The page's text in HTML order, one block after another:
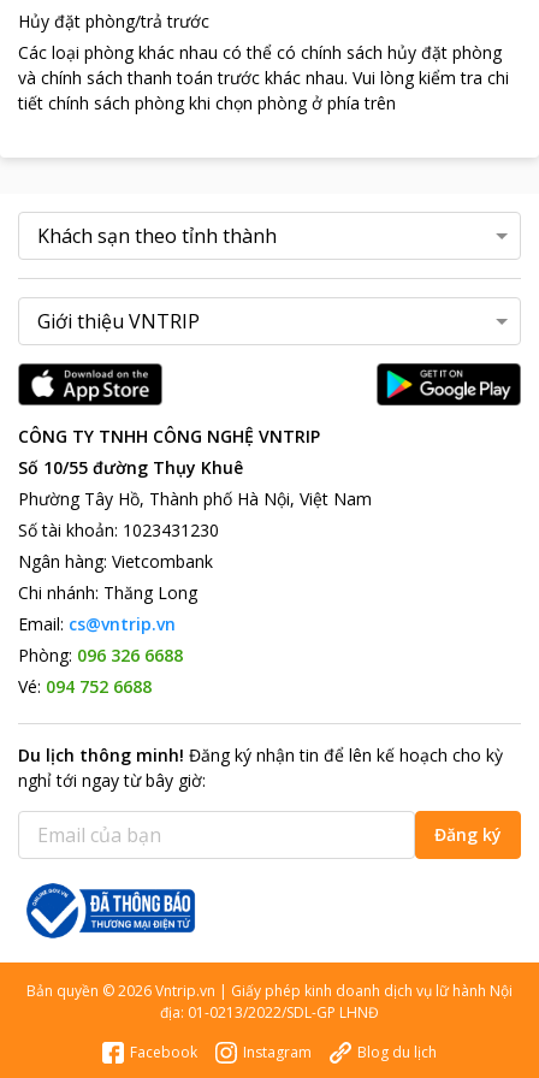
thơ mộng và cầu Sông Hàn - cây cầu quay đầu tiên do kỹ sư,
công nhân Việt Nam tự thiết kế và thi công, và là cây cầu quay
duy nhất ở Việt Nam hiện nay. Cách Silver Sea Hotel5,4km Cầu
Sông Hàn là biểu tượng cho sức sống mới, là khát vọng đi lên
của Thành Phố này.
thân thiện vô cùng dễ mến.
Hủy đặt phòng/trả trước
Các loại phòng khác nhau có thể có chính sách hủy đặt phòng
và chính sách thanh toán trước khác nhau. Vui lòng kiểm tra chi
tiết chính sách phòng khi chọn phòng ở phía trên
CÔNG TY TNHH CÔNG NGHỆ VNTRIP
Số 10/55 đường Thụy Khuê
Phường Tây Hồ, Thành phố Hà Nội, Việt Nam
Số tài khoản: 1023431230
Ngân hàng: Vietcombank
Chi nhánh: Thăng Long
Email: cs@vntrip.vn
Phòng: 096 326 6688
Vé: 094 752 6688
Du lịch thông minh! Đăng ký nhận tin để lên kế hoạch cho kỳ
nghỉ tới ngay từ bây giờ:
Đăng ký
Bản quyền ©2026Vntrip.vn | Giấy phép kinh doanh dịch vụ lữ hành Nội
địa: 01-0213/2022/SDL-GP LHNĐ
Facebook
Instagram Blog du lịch